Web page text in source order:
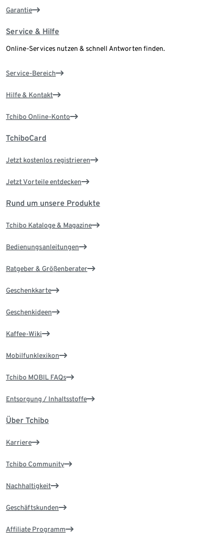
Garantie
Service & Hilfe
Online-Services nutzen & schnell Antworten finden.
Service-Bereich
Hilfe & Kontakt
Tchibo Online-Konto
TchiboCard
Jetzt kostenlos registrieren
Jetzt Vorteile entdecken
Rund um unsere Produkte
Tchibo Kataloge & Magazine
Bedienungsanleitungen
Ratgeber & Größenberater
Geschenkkarte
Geschenkideen
Kaffee-Wiki
Mobilfunklexikon
Tchibo MOBIL FAQs
Entsorgung / Inhaltsstoffe
Über Tchibo
Karriere
Tchibo Community
Nachhaltigkeit
Geschäftskunden
Affiliate Programm